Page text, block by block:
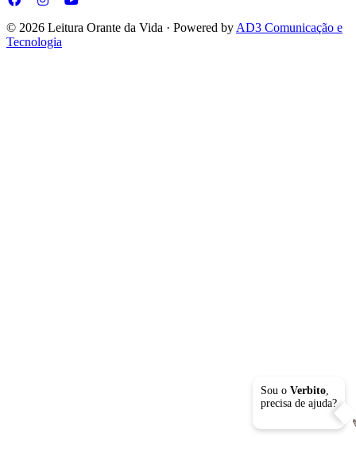
Sou o Verbito,
precisa de ajuda?
© 2026 Leitura Orante da Vida · Powered by AD3 Comunicação e
Tecnologia